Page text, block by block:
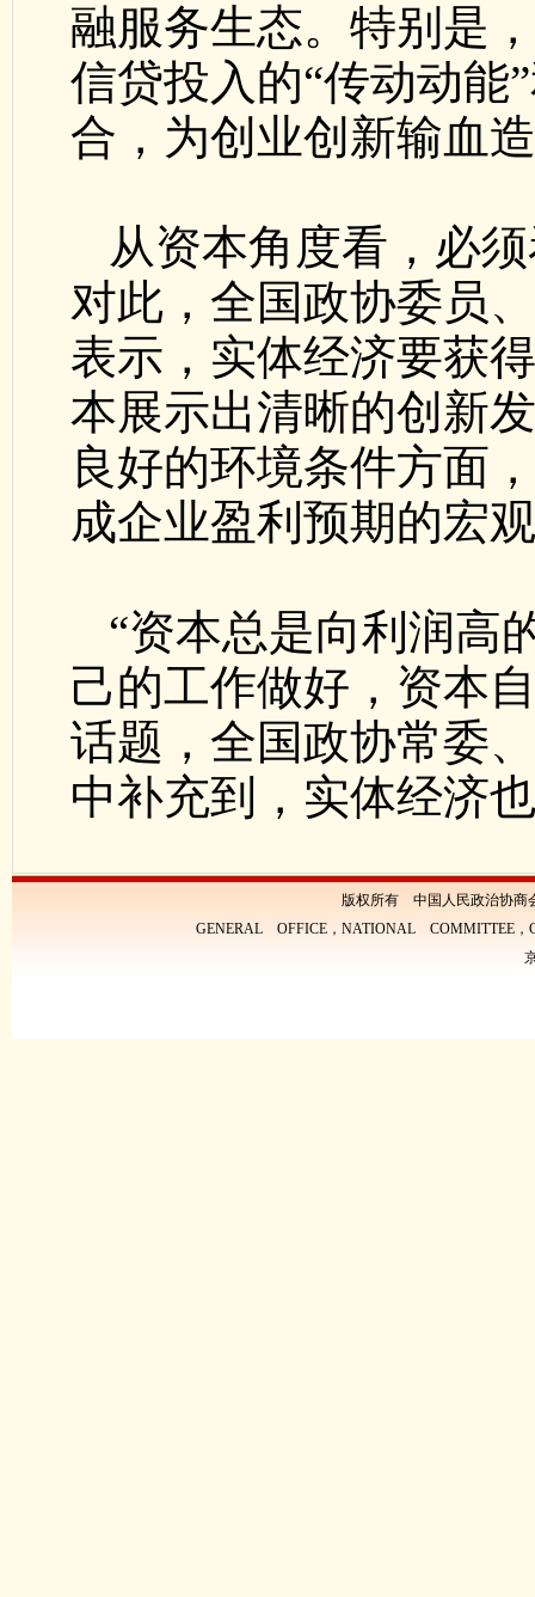
融服务生态。特别是
信贷投入的“传动动能
合，为创业创新输血
从资本角度看，必
对此，全国政协委员
表示，实体经济要获
本展示出清晰的创新
良好的环境条件方面
成企业盈利预期的宏
“资本总是向利润高
己的工作做好，资本
话题，全国政协常委
中补充到，实体经济
版权所有 中国人民政治协商
GENERAL OFFICE，NATIONAL COMMITTEE，